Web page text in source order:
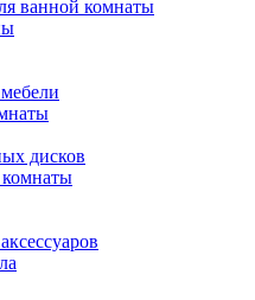
ванной комнаты
дисков